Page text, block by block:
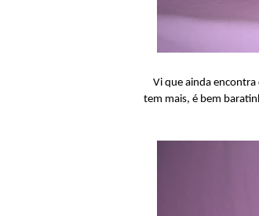
Vi que ainda encontra
tem mais, é bem